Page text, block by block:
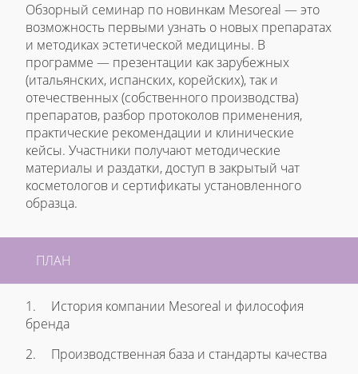
Обзорный семинар по новинкам Mesoreal — это
возможность первыми узнать о новых препаратах
и методиках эстетической медицины. В
программе — презентации как зарубежных
(итальянских, испанских, корейских), так и
отечественных (собственного производства)
препаратов, разбор протоколов применения,
практические рекомендации и клинические
кейсы. Участники получают методические
материалы и раздатки, доступ в закрытый чат
косметологов и сертификаты установленного
образца.
ПЛАН
1.
История компании Mesoreal и философия
бренда
2.
Производственная база и стандарты качества